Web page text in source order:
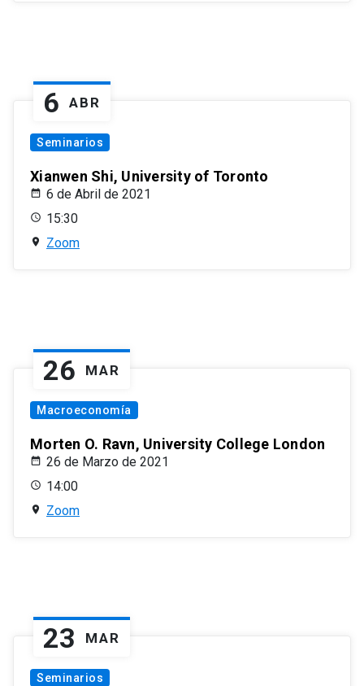
6 ABR
Seminarios
Xianwen Shi, University of Toronto
6 de Abril de 2021
15:30
Zoom
26 MAR
Macroeconomía
Morten O. Ravn, University College London
26 de Marzo de 2021
14:00
Zoom
23 MAR
Seminarios